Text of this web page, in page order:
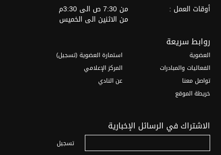
أوقات العمل :
من 7:30 ص الى 3:30م
من الاثنين الى الخميس
روابط سريعة
العضوية
استمارة العضوية (تسجيل)
الفعاليات والمبادرات
المركز الإعلامي
تواصل معنا
عن النادي
خريطة الموقع
الاشتراك في الرسائل الإخبارية